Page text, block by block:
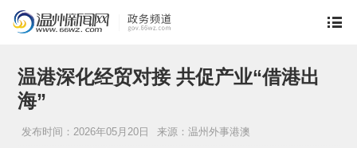
温港深化经贸对接 共促产业“借港出
海”
发布时间：2026年05月20日 来源：温州外事港澳